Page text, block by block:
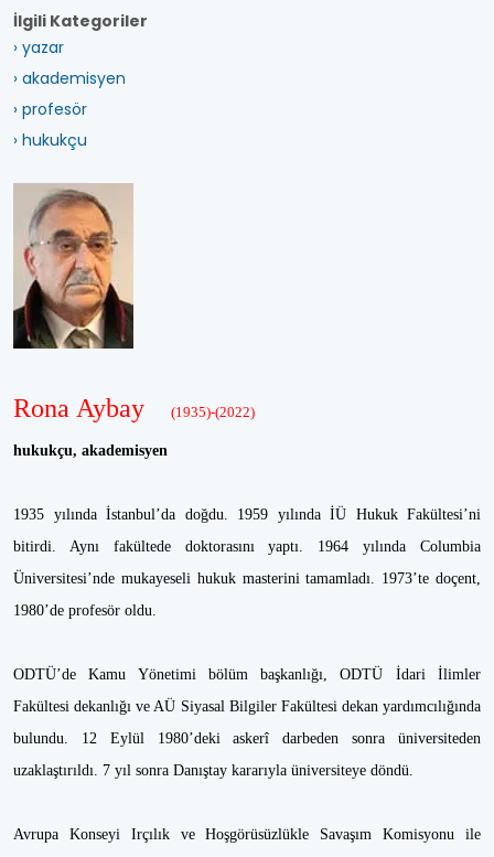
İlgili Kategoriler
› yazar
› akademisyen
› profesör
› hukukçu
Rona Aybay (1935)-(2022)
hukukçu, akademisyen
1935 yılında İstanbul’da doğdu. 1959 yılında İÜ Hukuk Fakültesi’ni
bitirdi. Aynı fakültede doktorasını yaptı. 1964 yılında Columbia
Üniversitesi’nde mukayeseli hukuk masterini tamamladı. 1973’te doçent,
1980’de profesör oldu.
ODTÜ’de Kamu Yönetimi bölüm başkanlığı, ODTÜ İdari İlimler
Fakültesi dekanlığı ve AÜ Siyasal Bilgiler Fakültesi dekan yardımcılığında
bulundu. 12 Eylül 1980’deki askerî darbeden sonra üniversiteden
uzaklaştırıldı. 7 yıl sonra Danıştay kararıyla üniversiteye döndü.
Avrupa Konseyi Irçılık ve Hoşgörüsüzlükle Savaşım Komisyonu ile